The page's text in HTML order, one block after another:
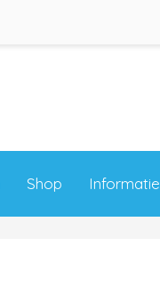
Shop Informatie